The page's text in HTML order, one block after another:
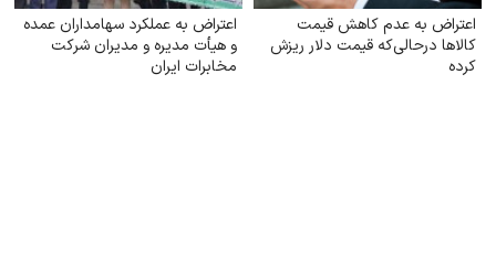
اعتراض به عدم کاهش‌ قیمت
کالاها درحالی‌که قیمت دلار ریزش
کرده
اعتراض به عملکرد سهامداران عمده
و هیأت مدیره و مدیران شرکت
مخابرات ایران